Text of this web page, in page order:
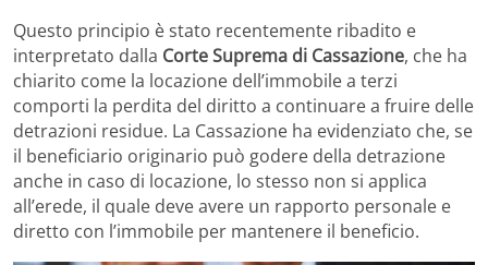
Questo principio è stato recentemente ribadito e
interpretato dalla Corte Suprema di Cassazione, che ha
chiarito come la locazione dell’immobile a terzi
comporti la perdita del diritto a continuare a fruire delle
detrazioni residue. La Cassazione ha evidenziato che, se
il beneficiario originario può godere della detrazione
anche in caso di locazione, lo stesso non si applica
all’erede, il quale deve avere un rapporto personale e
diretto con l’immobile per mantenere il beneficio.